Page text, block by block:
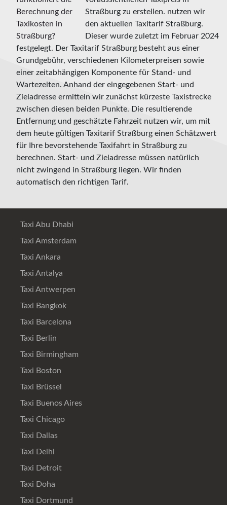
Straßburg zu erstellen. nutzen wir
den aktuellen Taxitarif Straßburg.
Dieser wurde zuletzt im Februar 2024
festgelegt. Der Taxitarif Straßburg besteht aus einer
Grundgebühr, verschiedenen Kilometerpreisen sowie
einer zeitabhängigen Komponente für Stand- und
Wartezeiten. Anhand der eingegebenen Start- und
Zieladresse ermitteln wir zunächst kürzeste Taxistrecke
zwischen diesen beiden Punkte. Die resultierende
Entfernung und geschätzte Fahrzeit nutzen wir, um mit
dem heute gültigen Taxitarif Straßburg einen Schätzwert
für Ihre bevorstehende Taxifahrt in Straßburg zu
berechnen. Start- und Zieladresse müssen natürlich
nicht zwingend in Straßburg liegen. Wir finden
automatisch den richtigen Tarif.
Taxi Abu Dhabi
Taxi Amsterdam
Taxi Ankara
Taxi Antalya
Taxi Antwerpen
Taxi Bangkok
Taxi Barcelona
Taxi Berlin
Taxi Birmingham
Taxi Boston
Taxi Brüssel
Taxi Buenos Aires
Taxi Chicago
Taxi Dallas
Taxi Delhi
Taxi Detroit
Taxi Doha
Taxi Dortmund